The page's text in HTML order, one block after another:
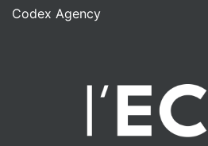
Codex Agency